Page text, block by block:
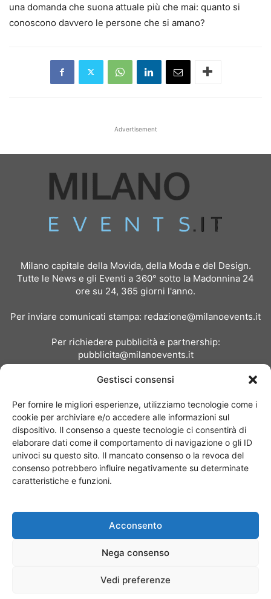
Gestisci consensi
Per fornire le migliori esperienze, utilizziamo tecnologie come i
cookie per archiviare e/o accedere alle informazioni sul
dispositivo. Il consenso a queste tecnologie ci consentirà di
elaborare dati come il comportamento di navigazione o gli ID
univoci su questo sito. Il mancato consenso o la revoca del
consenso potrebbero influire negativamente su determinate
caratteristiche e funzioni.
Acconsento
Nega consenso
Vedi preferenze
una domanda che suona attuale più che mai: quanto si
conoscono davvero le persone che si amano?
Advertisement
Milano capitale della Movida, della Moda e del Design.
Tutte le News e gli Eventi a 360° sotto la Madonnina 24
ore su 24, 365 giorni l'anno.
Per inviare comunicati stampa: redazione@milanoevents.it
Per richiedere pubblicità e partnership:
pubblicita@milanoevents.it
Chi siamo I Nostri Clienti
© Copyright 2017 - MilanoEvents.it© managed by